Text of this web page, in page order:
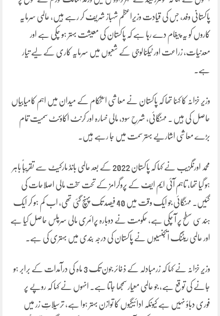
پاکستانی وفد، جس کی قیادت وزیراعظم شہباز شریف کر رہے ہیں، عالمی سرمایہ
کاروں کو یہ پیغام دے رہا ہے کہ پاکستان کی معیشت بہتر ہو چکی ہے اور
معدنیات، زراعت اور ٹیکنالوجی کے شعبوں میں سرمایہ کاری کے لیے تیار
ہے۔
وزیر خزانہ کا کہنا تھا کہ پاکستان نے معاشی استحکام کے میدان میں اہم کامیابیاں
حاصل کی ہیں ۔ مہنگائی، شرحِ سود، مالی خسارہ اور کرنٹ اکاؤنٹ سمیت تمام
بڑے معاشی اشاریے بہتر سمت میں جا رہے ہیں۔
محمد اورنگزیب نے کہا کہ پاکستان 2022 کے بعد عالمی بانڈ مارکیٹ سے تقریباً باہر
ہو گیا تھا، تاہم آئی ایم ایف کے پروگرامز کے تحت سخت مالی اصلاحات کی
گئیں۔ مہنگائی جو ایک وقت میں 40 فیصد تک پہنچ گئی تھی، اب کم ہو کر ایک
ہندسی سطح پر آ چکی ہے، حکومت نے دوبارہ پرائمری مالی سرپلس حاصل کیا ہے
اور عالمی ریٹنگ ایجنسیوں نے پاکستان کی درجہ بندی میں بہتری کی ہے۔
وزیرِ خزانہ نے کہا کہ زرمبادلہ کے ذخائر جون تک 3 ماہ کی درآمدات کے برابر ہو
جانے کی توقع ہے، جو عالمی معیار سمجھا جاتا ہے۔ انہوں نے کہا کہ روپے پر
فوری دباؤ نہیں ہے کیونکہ ادائیگیوں کا توازن بہتر ہوا ہے، ترسیلاتِ زر میں